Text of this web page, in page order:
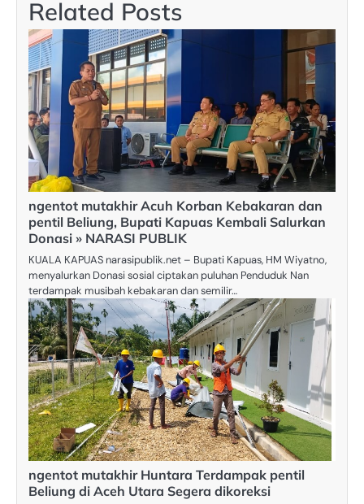
Related Posts
ngentot mutakhir Acuh Korban Kebakaran dan
pentil Beliung, Bupati Kapuas Kembali Salurkan
Donasi » NARASI PUBLIK
KUALA KAPUAS narasipublik.net – Bupati Kapuas, HM Wiyatno,
menyalurkan Donasi sosial ciptakan puluhan Penduduk Nan
terdampak musibah kebakaran dan semilir…
ngentot mutakhir Huntara Terdampak pentil
Beliung di Aceh Utara Segera dikoreksi